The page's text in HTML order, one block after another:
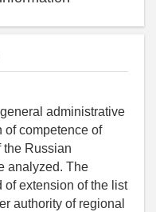
administrative
of competence of
the Russian
analyzed. The
extension of the list
authority of regional